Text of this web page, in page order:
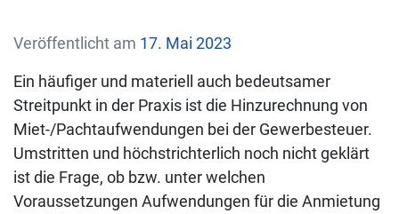
Veröffentlicht am 17. Mai 2023
Ein häufiger und materiell auch bedeutsamer
Streitpunkt in der Praxis ist die Hinzurechnung von
Miet-/Pachtaufwendungen bei der Gewerbesteuer.
Umstritten und höchstrichterlich noch nicht geklärt
ist die Frage, ob bzw. unter welchen
Voraussetzungen Aufwendungen für die Anmietung